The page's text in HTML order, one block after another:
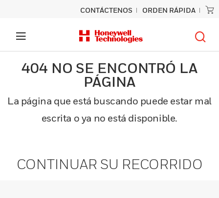
CONTÁCTENOS ORDEN RÁPIDA
404 NO SE ENCONTRÓ LA
PÁGINA
La página que está buscando puede estar mal
escrita o ya no está disponible.
CONTINUAR SU RECORRIDO